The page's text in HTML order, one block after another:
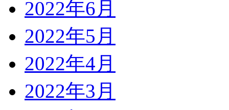
2022年6月
2022年5月
2022年4月
2022年3月